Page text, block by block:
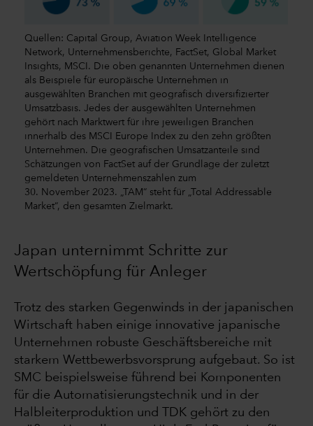
Quellen: Capital Group, Aviation Week Intelligence
Network, Unternehmensberichte, FactSet, Global Market
Insights, MSCI. Die oben genannten Unternehmen dienen
als Beispiele für europäische Unternehmen in
ausgewählten Branchen mit geografisch diversifizierter
Umsatzbasis. Jedes der ausgewählten Unternehmen
gehört nach Marktwert für ihre jeweiligen Branchen
innerhalb des MSCI Europe Index zu den zehn größten
Unternehmen. Die geografischen Umsatzanteile sind
Schätzungen von FactSet auf der Grundlage der zuletzt
gemeldeten Unternehmenszahlen zum
30. November 2023. „TAM“ steht für „Total Addressable
Market“, den gesamten Zielmarkt.
Japan unternimmt Schritte zur
Wertschöpfung für Anleger
Trotz des starken Gegenwinds in der japanischen
Wirtschaft haben einige innovative japanische
Unternehmen robuste Geschäftsbereiche mit
starkem Wettbewerbsvorsprung aufgebaut. So ist
SMC beispielsweise führend bei Komponenten
für die Automatisierungstechnik und in der
Halbleiterproduktion und TDK gehört zu den